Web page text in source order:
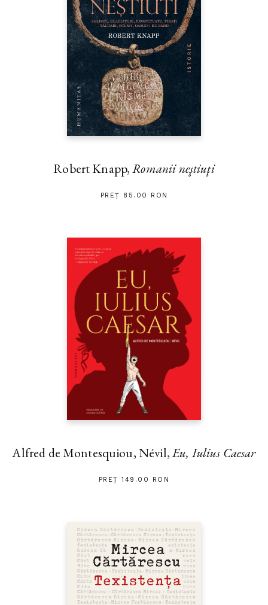
Robert Knapp,Romanii neştiuţi
PREȚ 85.00 RON
Alfred de Montesquiou, Névil,Eu, Iulius Caesar
PREȚ 149.00 RON